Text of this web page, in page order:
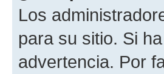
Los
para su sitio. Si
advertencia. Por